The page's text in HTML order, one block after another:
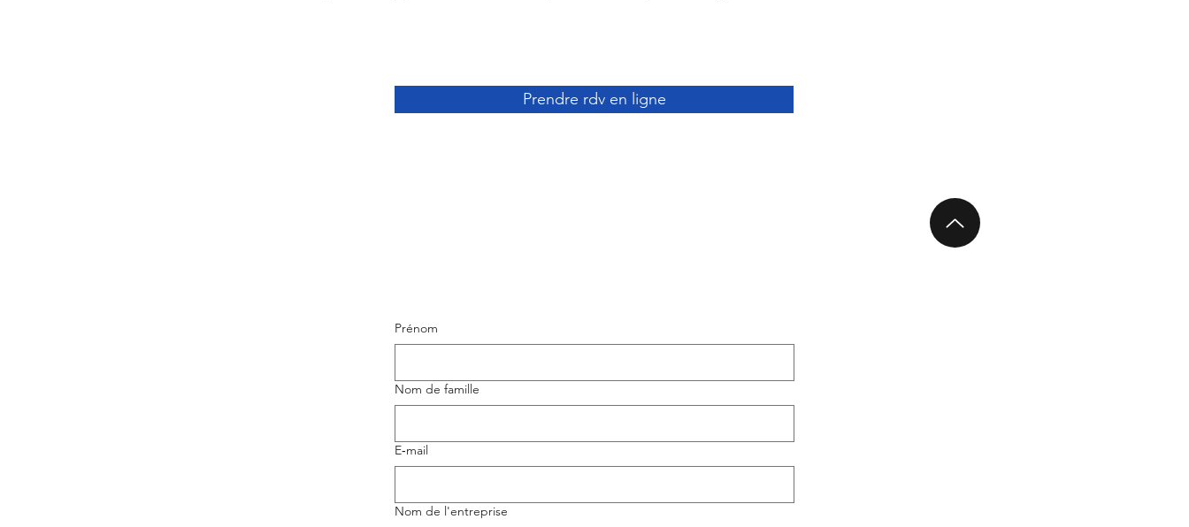
Prendre rdv en ligne
Prénom
Nom de famille
E‑mail
Nom de l'entreprise